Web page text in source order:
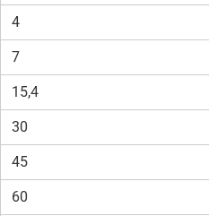
4
7
15,4
30
45
60